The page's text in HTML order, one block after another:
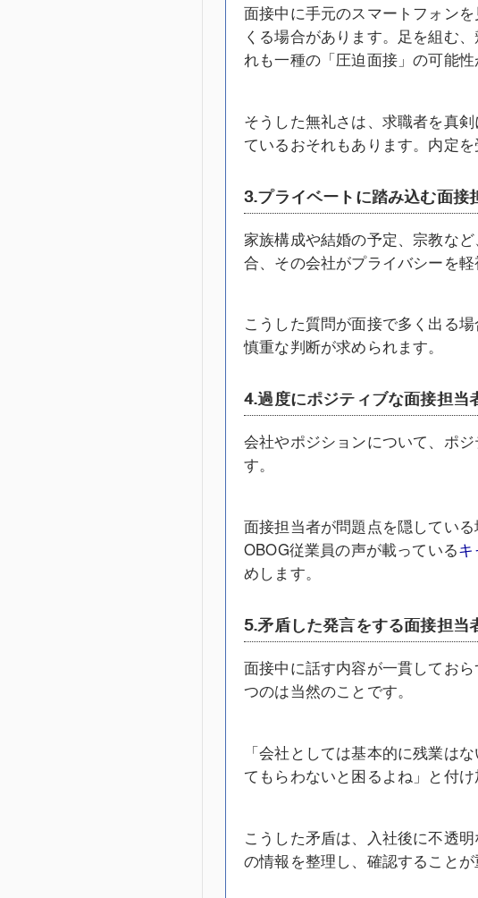
面接中に手元のスマートフォン
くる場合があります。足を組む
れも一種の「圧迫面接」の可能
そうした無礼さは、求職者を真
ているおそれもあります。内定
3.プライベートに踏み込む面接
家族構成や結婚の予定、宗教な
合、その会社がプライバシーを軽
こうした質問が面接で多く出る
慎重な判断が求められます。
4.過度にポジティブな面接担当
会社やポジションについて、ポ
す。
面接担当者が問題点を隠してい
OBOG従業員の声が載っている
めします。
5.矛盾した発言をする面接担当
面接中に話す内容が一貫してお
つのは当然のことです。
「会社としては基本的に残業は
てもらわないと困るよね」と付
こうした矛盾は、入社後に不透
の情報を整理し、確認することが